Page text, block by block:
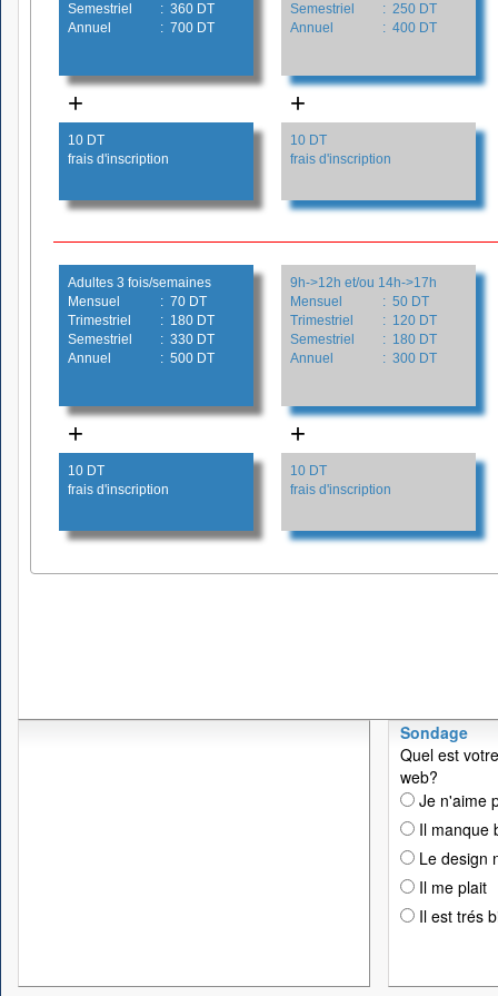
Semestriel
: 360 DT
Annuel
: 700 DT
Semestriel
: 250 DT
Annuel
: 400 DT
+ +
10 DT
frais d'inscription
10 DT
frais d'inscription
Adultes 3 fois/semaines
Mensuel
: 70 DT
Trimestriel
: 180 DT
Semestriel
: 330 DT
Annuel
: 500 DT
9h->12h et/ou 14h->17h
Mensuel
: 50 DT
Trimestriel
: 120 DT
Semestriel
: 180 DT
Annuel
: 300 DT
+ +
10 DT
frais d'inscription
10 DT
frais d'inscription
Sondage
Quel est
web?
Je n'aime
Il manque
Le design
Il me plait
Il est trés